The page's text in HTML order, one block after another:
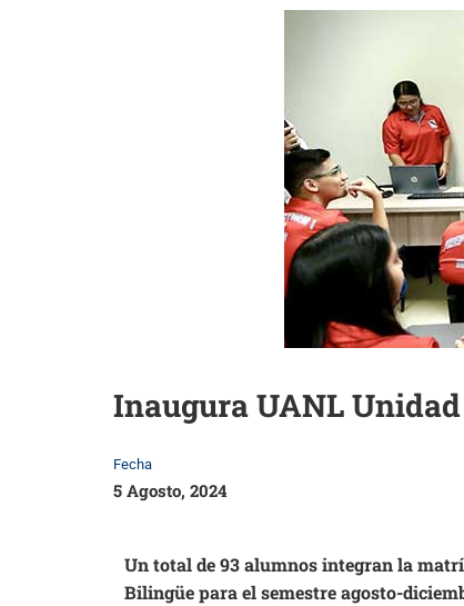
Inaugura UANL
Fecha
5 Agosto, 2024
Un total de 93 alumnos integran la
Bilingüe para el semestre agosto-